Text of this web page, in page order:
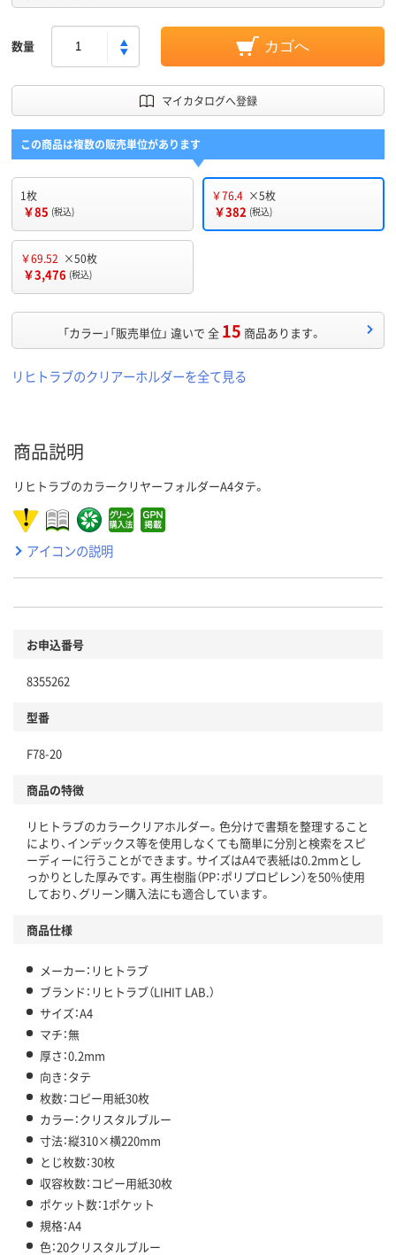
数量 カゴへ
マイカタログへ登録
この商品は複数の販売単位があります
1枚
￥85 (税込)
￥76.4 ×5枚
￥382 (税込)
￥69.52 ×50枚
￥3,476 (税込)
「カラー」「販売単位」 違いで 全 15 商品あります。
リヒトラブのクリアーホルダーを全て見る
商品説明
リヒトラブのカラークリヤーフォルダーA4タテ。
アイコンの説明
お申込番号
8355262
型番
F78-20
商品の特徴
リヒトラブのカラークリアホルダー。色分けで書類を整理すること
により、インデックス等を使用しなくても簡単に分別と検索をスピ
ーディーに行うことができます。サイズはA4で表紙は0.2mmとし
っかりとした厚みです。再生樹脂（PP：ポリプロピレン）を50％使用
しており、グリーン購入法にも適合しています。
商品仕様
メーカー：リヒトラブ
ブランド：リヒトラブ（LIHIT LAB.）
サイズ：A4
マチ：無
厚さ：0.2mm
向き：タテ
枚数：コピー用紙30枚
カラー：クリスタルブルー
寸法：縦310×横220mm
とじ枚数：30枚
収容枚数：コピー用紙30枚
ポケット数：1ポケット
規格：A4
色：20クリスタルブルー